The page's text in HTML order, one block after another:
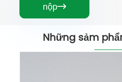
nộp
Những sảm